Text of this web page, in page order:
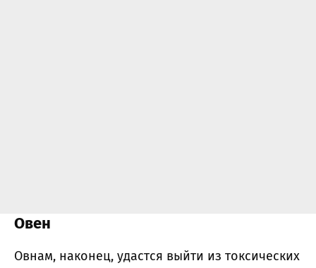
Овен
Овнам, наконец, удастся выйти из токсических